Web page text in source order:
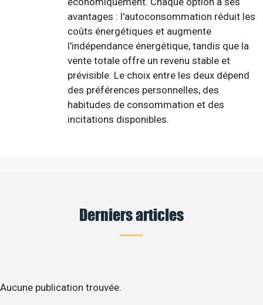
avantages : l'autoconsommation réduit les
coûts énergétiques et augmente
l'indépendance énergétique, tandis que la
vente totale offre un revenu stable et
prévisible. Le choix entre les deux dépend
des préférences personnelles, des
habitudes de consommation et des
incitations disponibles.
Derniers articles
Aucune publication trouvée.